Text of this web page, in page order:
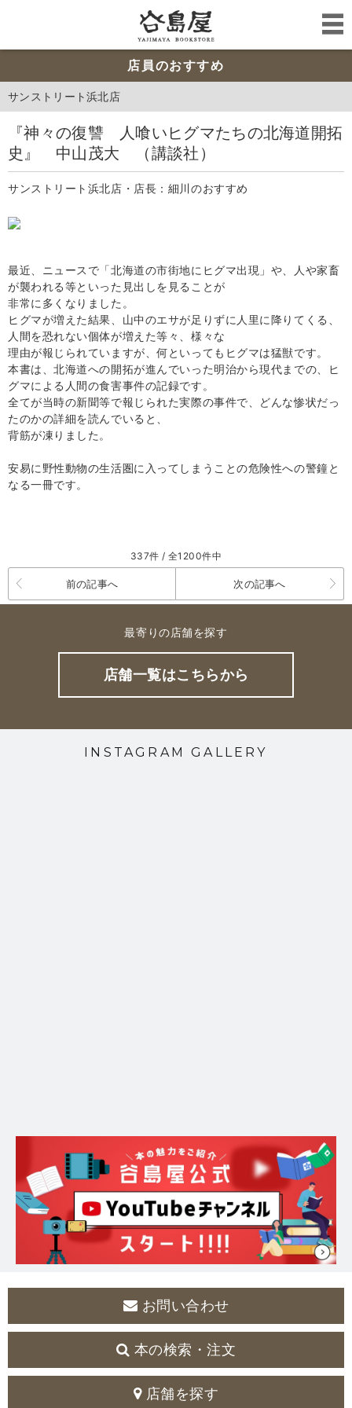
店員のおすすめ
サンストリート浜北店
『神々の復讐 人喰いヒグマたちの北海道開拓
史』 中山茂大 （講談社）
サンストリート浜北店・店長：細川のおすすめ
最近、ニュースで「北海道の市街地にヒグマ出現」や、人や家畜
が襲われる等といった見出しを見ることが
非常に多くなりました。
ヒグマが増えた結果、山中のエサが足りずに人里に降りてくる、
人間を恐れない個体が増えた等々、様々な
理由が報じられていますが、何といってもヒグマは猛獣です。
本書は、北海道への開拓が進んでいった明治から現代までの、ヒ
グマによる人間の食害事件の記録です。
全てが当時の新聞等で報じられた実際の事件で、どんな惨状だっ
たのかの詳細を読んでいると、
背筋が凍りました。
安易に野性動物の生活圏に入ってしまうことの危険性への警鐘と
なる一冊です。
337件 / 全1200件中
前の記事へ 次の記事へ
最寄りの店舗を探す
店舗一覧はこちらから
INSTAGRAM GALLERY
お問い合わせ
本の検索・注文
店舗を探す